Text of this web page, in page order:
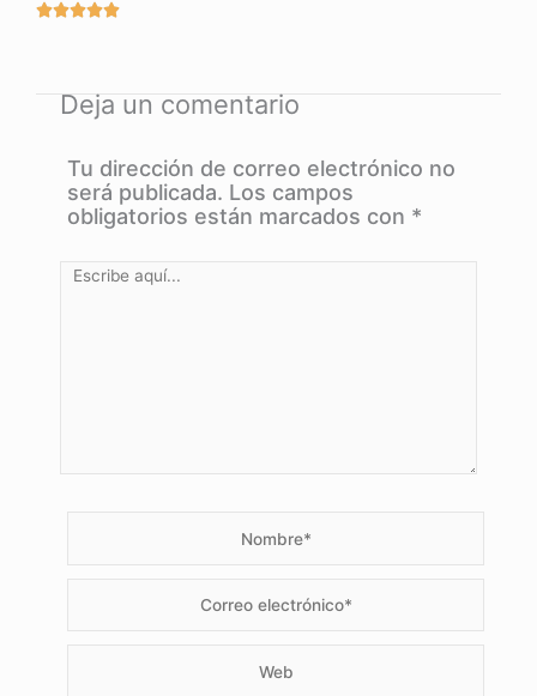

de
Deja un comentario
Tu dirección de correo electrónico no
será publicada. Los campos
obligatorios están marcados con *
Escribe